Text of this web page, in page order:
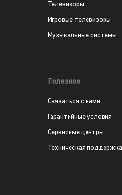
Телевизоры
Игровые телевизоры
Музыкальные системы
Полезное
Связаться с нами
Гарантийные условия
Сервисные центры
Техническая поддержка